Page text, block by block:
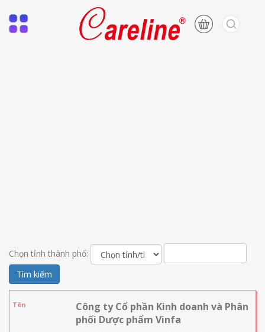
Chọn tỉnh thành phố:
Tìm kiếm
Tên
Công ty Cổ phần Kinh doanh và Phân
phối Dược phẩm Vinfa